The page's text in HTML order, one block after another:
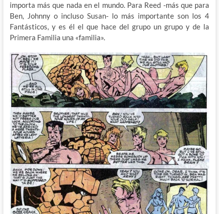
importa más que nada en el mundo. Para Reed -más que para
Ben, Johnny o incluso Susan- lo más importante son los 4
Fantásticos, y es él el que hace del grupo un grupo y de la
Primera Familia una «familia».